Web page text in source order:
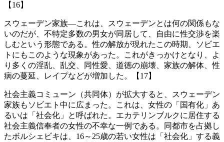
【16】
スウェーデン家族―これは、スウェーデンとは何の関係もな
いのだが、不特定多数の男女が同居して、自由に性交渉を楽
しむという形態である。性の解放が現れたこの時期、ソビエ
トにもこのような現象があった。これがきっかけとなり、よ
り多くの淫乱、乱交、同性愛、道徳の崩壊、家族の解体、性
病の蔓延、レイプなどが増加した。【17】
社会主義コミューン（共同体）が拡大すると、スウェーデン
家族もソビエト中に広まった。これは、女性の「国有化」あ
るいは「社会化」と呼ばれた。エカテリンブルクに居住する
社会主義信奉者の女性の不幸な一例である。同都市を占拠し
たボルシェビキは、16～25歳の若い女性は「社会化」する義